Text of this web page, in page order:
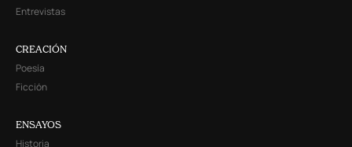
Entrevistas
CREACIÓN
Poesía
Ficción
ENSAYOS
Historia